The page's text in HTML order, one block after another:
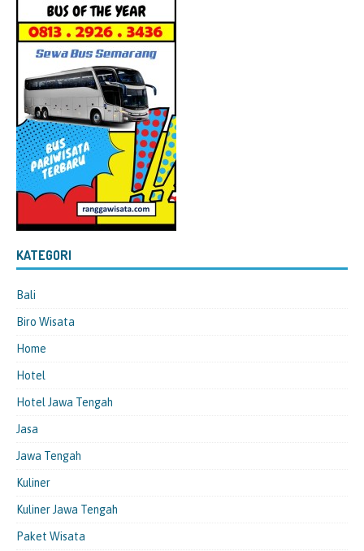
KATEGORI
Bali
Biro Wisata
Home
Hotel
Hotel Jawa Tengah
Jasa
Jawa Tengah
Kuliner
Kuliner Jawa Tengah
Paket Wisata